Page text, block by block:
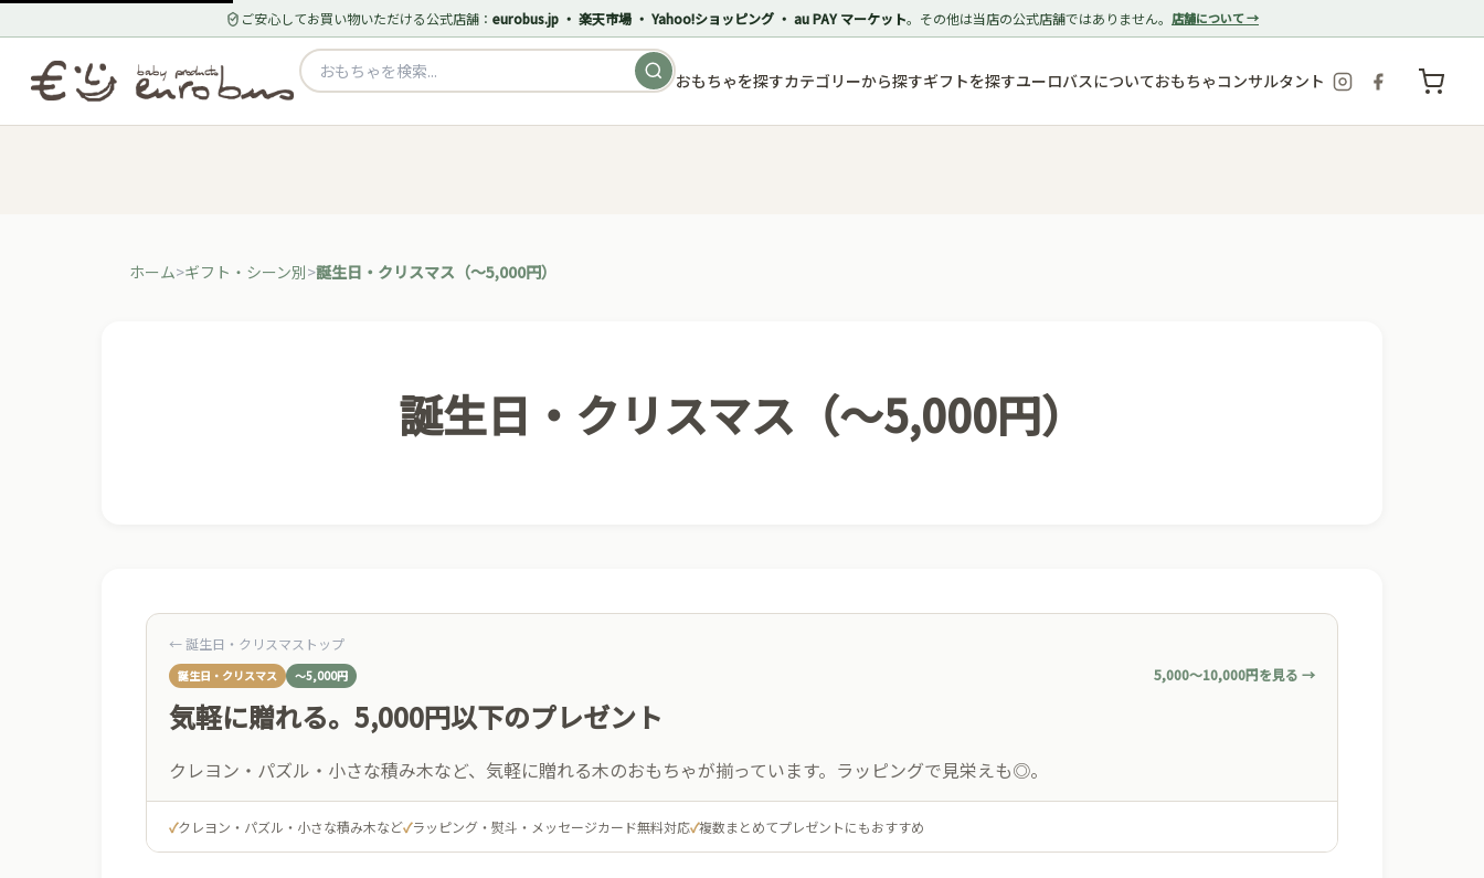
ご安心してお買い物いただける公式店舗： eurobus.jp ・ 楽天市場 ・ Yahoo!ショッピング ・ au PAY マーケット。その他は当店の公式店舗ではありません。 店舗について →
おもちゃを探すカテゴリーから探すギフトを探すユーロバスについておもちゃコンサルタント
ホーム ギフト・シーン別 誕生日・クリスマス（〜5,000円）
誕生日・クリスマス（〜5,000円）
← 誕生日・クリスマストップ
誕生日・クリスマス 〜5,000円
気軽に贈れる。5,000円以下のプレゼント
クレヨン・パズル・小さな積み木など、気軽に贈れる木のおもちゃが揃っています。ラッピングで見栄えも◎。
5,000〜10,000円を見る →
✓クレヨン・パズル・小さな積み木など✓ラッピング・熨斗・メッセージカード無料対応✓複数まとめてプレゼントにもおすすめ